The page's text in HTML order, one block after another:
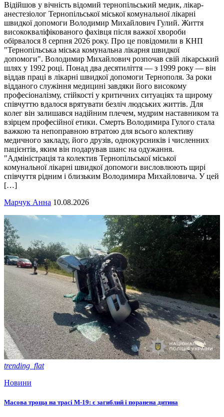
Відійшов у вічність відомий тернопільський медик, лікар-
анестезіолог Тернопільської міської комунальної лікарні
швидкої допомоги Володимир Михайлович Гулий. Життя
висококваліфікованого фахівця після важкої хвороби
обірвалося 8 серпня 2026 року. Про це повідомили в КНП
"Тернопільська міська комунальна лікарня швидкої
допомоги". Володимир Михайлович розпочав свій лікарський
шлях у 1992 році. Понад два десятиліття — з 1999 року — він
віддав праці в лікарні швидкої допомоги Тернополя. За роки
відданого служіння медицині завдяки його високому
професіоналізму, стійкості у критичних ситуаціях та щирому
співчуттю вдалося врятувати безліч людських життів. Для
колег він залишався надійним плечем, мудрим наставником та
взірцем професійної етики. Смерть Володимира Гулого стала
важкою та непоправною втратою для всього колективу
медичного закладу, його друзів, однокурсників і численних
пацієнтів, яким він подарував шанс на одужання.
"Адміністрація та колектив Тернопільської міської
комунальної лікарні швидкої допомоги висловлюють щирі
співчуття рідним і близьким Володимира Михайловича. У цей
[…]
Марчук Анна 10.08.2026
trending_flat
Новини
Масова троща на трасі М-19: є загиблий і поранена дитина